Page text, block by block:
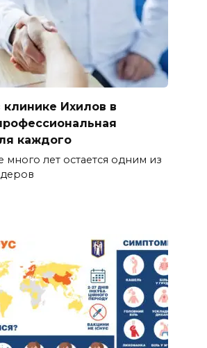
Ихилов в
каждого
много лет остается одним из